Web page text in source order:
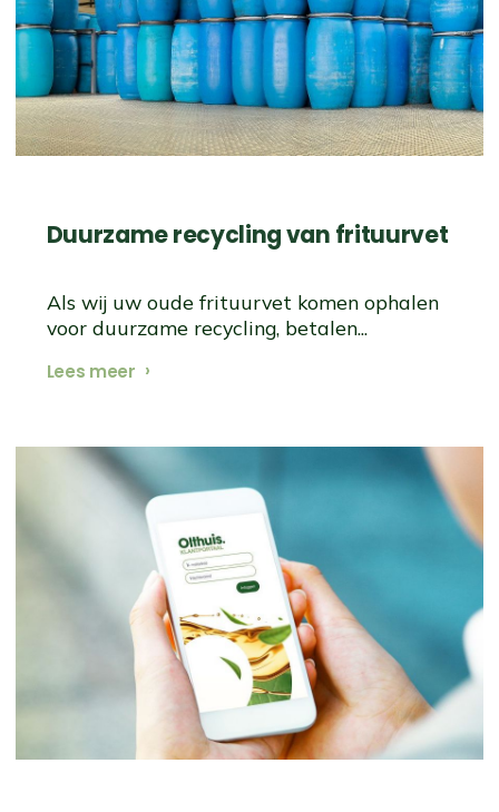
Duurzame recycling van frituurvet
Als wij uw oude frituurvet komen ophalen
voor duurzame recycling, betalen...
Lees meer